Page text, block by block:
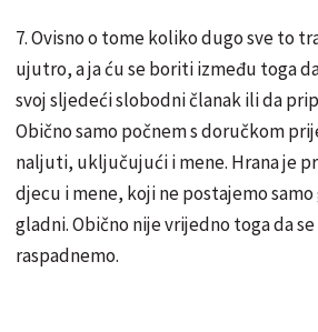
7. Ovisno o tome koliko dugo sve to
ujutro, a ja ću se boriti između toga
svoj sljedeći slobodni članak ili da
Obično samo počnem s doručkom
naljuti, uključujući i mene. Hrana je
djecu i mene, koji ne postajemo
gladni. Obično nije vrijedno toga da
raspadnemo.